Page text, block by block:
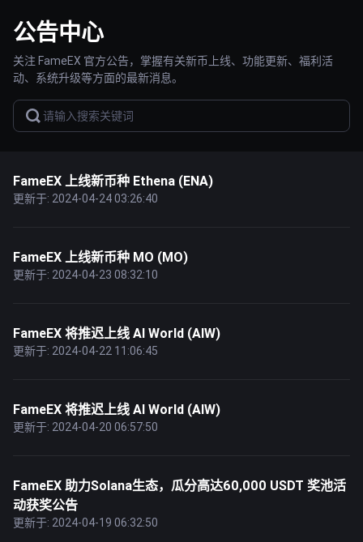
公告中心
关注 FameEX 官方公告，掌握有关新币上线、功能更新、福利活
动、系统升级等方面的最新消息。
FameEX 上线新币种 Ethena (ENA)
更新于: 2024-04-24 03:26:40
FameEX 上线新币种 MO (MO)
更新于: 2024-04-23 08:32:10
FameEX 将推迟上线 AI World (AIW)
更新于: 2024-04-22 11:06:45
FameEX 将推迟上线 AI World (AIW)
更新于: 2024-04-20 06:57:50
FameEX 助力Solana生态，瓜分高达60,000 USDT 奖池活
动获奖公告
更新于: 2024-04-19 06:32:50